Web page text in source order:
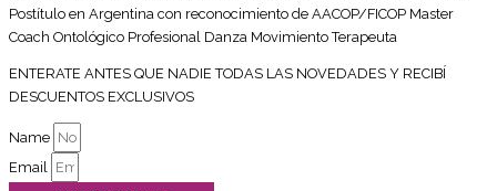
Postítulo en Argentina con reconocimiento de AACOP/FICOP Master
Coach Ontológico Profesional Danza Movimiento Terapeuta
ENTERATE ANTES QUE NADIE TODAS LAS NOVEDADES Y RECIBÍ
DESCUENTOS EXCLUSIVOS
Name
Email